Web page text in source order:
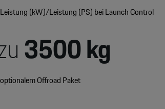
(kW)/Leistung (PS) bei Launch Control
3500 kg
Offroad Paket